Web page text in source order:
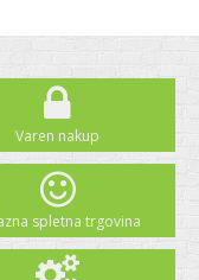
Varen nakup
spletna trgovina